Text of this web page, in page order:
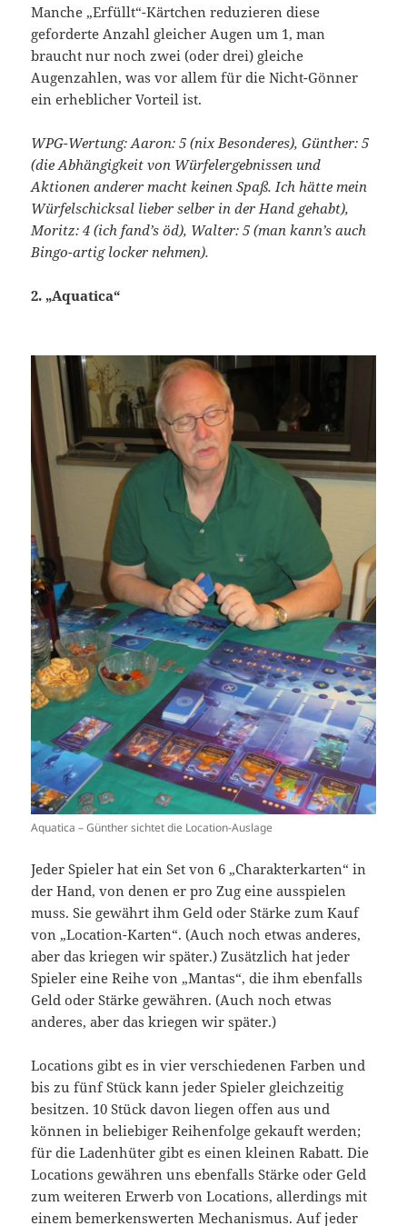
Manche „Erfüllt“-Kärtchen reduzieren diese
geforderte Anzahl gleicher Augen um 1, man
braucht nur noch zwei (oder drei) gleiche
Augenzahlen, was vor allem für die Nicht-Gönner
ein erheblicher Vorteil ist.
WPG-Wertung: Aaron: 5 (nix Besonderes), Günther: 5
(die Abhängigkeit von Würfelergebnissen und
Aktionen anderer macht keinen Spaß. Ich hätte mein
Würfelschicksal lieber selber in der Hand gehabt),
Moritz: 4 (ich fand’s öd), Walter: 5 (man kann’s auch
Bingo-artig locker nehmen).
2. „Aquatica“
Aquatica – Günther sichtet die Location-Auslage
Jeder Spieler hat ein Set von 6 „Charakterkarten“ in
der Hand, von denen er pro Zug eine ausspielen
muss. Sie gewährt ihm Geld oder Stärke zum Kauf
von „Location-Karten“. (Auch noch etwas anderes,
aber das kriegen wir später.) Zusätzlich hat jeder
Spieler eine Reihe von „Mantas“, die ihm ebenfalls
Geld oder Stärke gewähren. (Auch noch etwas
anderes, aber das kriegen wir später.)
Locations gibt es in vier verschiedenen Farben und
bis zu fünf Stück kann jeder Spieler gleichzeitig
besitzen. 10 Stück davon liegen offen aus und
können in beliebiger Reihenfolge gekauft werden;
für die Ladenhüter gibt es einen kleinen Rabatt. Die
Locations gewähren uns ebenfalls Stärke oder Geld
zum weiteren Erwerb von Locations, allerdings mit
einem bemerkenswerten Mechanismus. Auf jeder